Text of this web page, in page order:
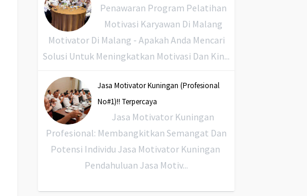
Penawaran Program Pelatihan
Motivasi Karyawan Di Malang
Motivator Di Malang - Apakah Anda Mencari
Solusi Untuk Meningkatkan Motivasi Dan Kin...
Jasa Motivator Kuningan (Profesional
No#1)!! Terpercaya
Jasa Motivator Kuningan
Profesional: Membangkitkan Semangat Dan
Potensi Individu Jasa Motivator Kuningan
Pendahuluan Jasa Motiv...